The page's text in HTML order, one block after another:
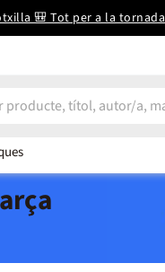
🎒 Tot per a la tornada